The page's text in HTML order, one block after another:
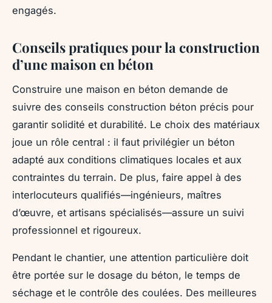
engagés.
Conseils pratiques pour la construction
d’une maison en béton
Construire une maison en béton demande de
suivre des conseils construction béton précis pour
garantir solidité et durabilité. Le choix des matériaux
joue un rôle central : il faut privilégier un béton
adapté aux conditions climatiques locales et aux
contraintes du terrain. De plus, faire appel à des
interlocuteurs qualifiés—ingénieurs, maîtres
d’œuvre, et artisans spécialisés—assure un suivi
professionnel et rigoureux.
Pendant le chantier, une attention particulière doit
être portée sur le dosage du béton, le temps de
séchage et le contrôle des coulées. Des meilleures